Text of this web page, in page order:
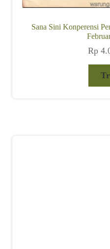
Sana Sini Konperensi
Rp